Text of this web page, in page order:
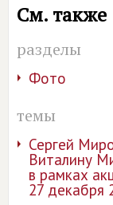
См. также
разделы
Фото
темы
Сергей
Виталину
в рамках
27 декабря